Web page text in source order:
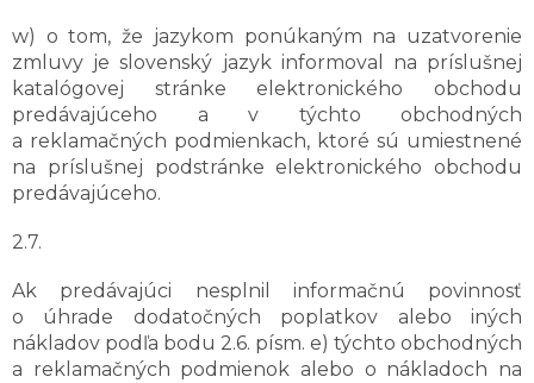
w) o tom, že jazykom ponúkaným na uzatvorenie
zmluvy je slovenský jazyk informoval na príslušnej
katalógovej stránke elektronického obchodu
predávajúceho a v týchto obchodných
a reklamačných podmienkach, ktoré sú umiestnené
na príslušnej podstránke elektronického obchodu
predávajúceho.
2.7.
Ak predávajúci nesplnil informačnú povinnosť
o úhrade dodatočných poplatkov alebo iných
nákladov podľa bodu 2.6. písm. e) týchto obchodných
a reklamačných podmienok alebo o nákladoch na